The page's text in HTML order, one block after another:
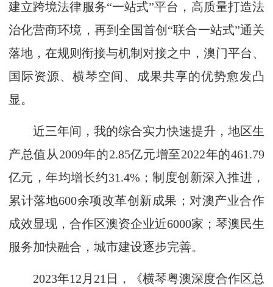
建立跨境法律服务“一站式”平台，高质量打造法
治化营商环境，再到全国首创“联合一站式”通关
落地，在规则衔接与机制对接之中，澳门平台、
国际资源、横琴空间、成果共享的优势愈发凸
显。
近三年间，我的综合实力快速提升，地区生
产总值从2009年的2.85亿元增至2022年的461.79
亿元，年均增长约31.4%；制度创新深入推进，
累计落地600余项改革创新成果；对澳产业合作
成效显现，合作区澳资企业近6000家；琴澳民生
服务加快融合，城市建设逐步完善。
2023年12月21日，《横琴粤澳深度合作区总